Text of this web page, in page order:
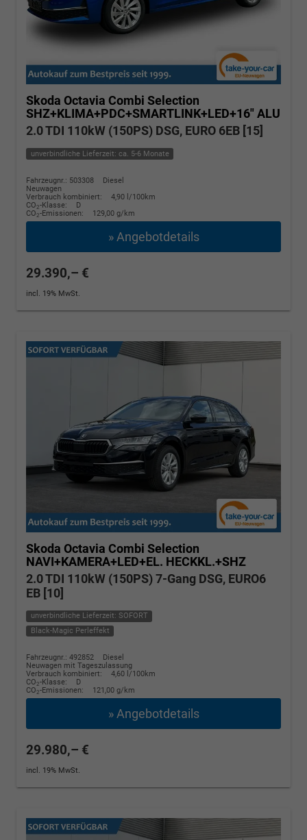
Skoda Octavia Combi Selection
SHZ+KLIMA+PDC+SMARTLINK+LED+16" ALU
2.0 TDI 110kW (150PS) DSG, EURO 6EB [15]
unverbindliche Lieferzeit: ca. 5-6 Monate
Fahrzeugnr.: 503308
Diesel
Neuwagen
Verbrauch kombiniert:
4,90 l/100km
CO2-Klasse:
D
CO2-Emissionen: 129,00 g/km
» Angebotdetails
29.390,– €
incl. 19% MwSt.
Skoda Octavia Combi Selection
NAVI+KAMERA+LED+EL. HECKKL.+SHZ
2.0 TDI 110kW (150PS) 7-Gang DSG, EURO6
EB [10]
unverbindliche Lieferzeit: SOFORT
Black-Magic Perleffekt
Fahrzeugnr.: 492852
Diesel
Neuwagen mit Tageszulassung
Verbrauch kombiniert:
4,60 l/100km
CO2-Klasse:
D
CO2-Emissionen: 121,00 g/km
» Angebotdetails
29.980,– €
incl. 19% MwSt.